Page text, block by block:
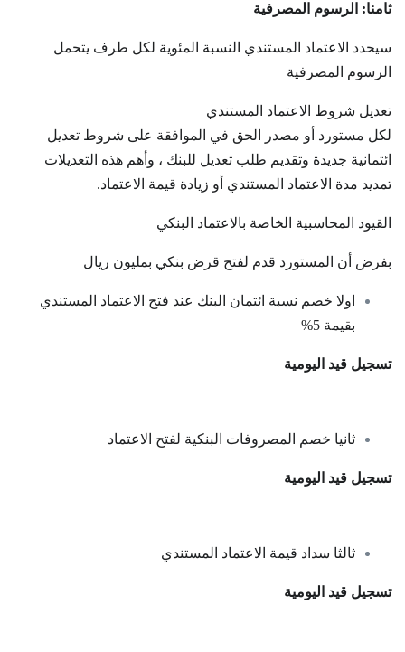
ثامنا: الرسوم المصرفية
سيحدد الاعتماد المستندي النسبة المئوية لكل طرف يتحمل
الرسوم المصرفية
تعديل شروط الاعتماد المستندي
لكل مستورد أو مصدر الحق في الموافقة على شروط تعديل
ائتمانية جديدة وتقديم طلب تعديل للبنك ، وأهم هذه التعديلات
تمديد مدة الاعتماد المستندي أو زيادة قيمة الاعتماد.
القيود المحاسبية الخاصة بالاعتماد البنكي
بفرض أن المستورد قدم لفتح قرض بنكي بمليون ريال
اولا خصم نسبة ائتمان البنك عند فتح الاعتماد المستندي
بقيمة 5%
تسجيل قيد اليومية
ثانيا خصم المصروفات البنكية لفتح الاعتماد
تسجيل قيد اليومية
ثالثا سداد قيمة الاعتماد المستندي
تسجيل قيد اليومية